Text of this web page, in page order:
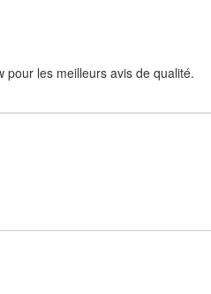
pour les meilleurs avis de qualité.